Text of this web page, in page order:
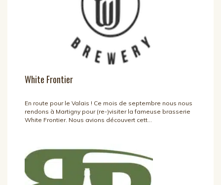
White Frontier
En route pour le Valais ! Ce mois de septembre nous nous
rendons à Martigny pour (re-)visiter la fameuse brasserie
White Frontier. Nous avions découvert cett...